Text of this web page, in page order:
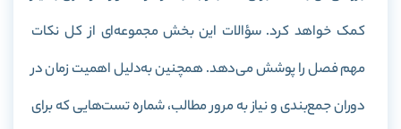
کمک خواهد کرد. سؤالات این بخش مجموعه‌ای از کل نکات
مهم فصل را پوشش می‌دهد. همچنین به‌دلیل اهمیت زمان در
دوران جمع‌بندی و نیاز به مرور مطالب، شماره تست‌هایی که برای